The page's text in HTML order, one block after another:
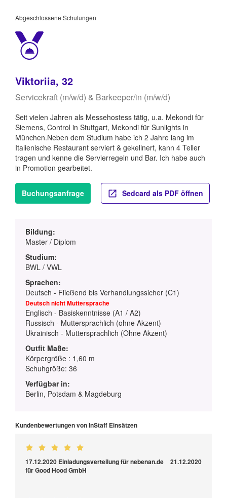
Abgeschlossene Schulungen
Viktoriia, 32
Servicekraft (m/w/d) & Barkeeper/in (m/w/d)
Seit vielen Jahren als Messehostess tätig, u.a. Mekondi für
Siemens, Control in Stuttgart, Mekondi für Sunlights in
München.Neben dem Studium habe ich 2 Jahre lang im
Italienische Restaurant serviert & gekellnert, kann 4 Teller
tragen und kenne die Servierregeln und Bar. Ich habe auch
in Promotion gearbeitet.
Buchungsanfrage Sedcard als PDF öffnen
Bildung:
Master / Diplom
Studium:
BWL / VWL
Sprachen:
Deutsch - Fließend bis Verhandlungssicher (C1)
Deutsch nicht Muttersprache
Englisch - Basiskenntnisse (A1 / A2)
Russisch - Muttersprachlich (ohne Akzent)
Ukrainisch - Muttersprachlich (Ohne Akzent)
Outfit Maße:
Körpergröße : 1,60 m
Schuhgröße: 36
Verfügbar in:
Berlin, Potsdam & Magdeburg
Kundenbewertungen von InStaff Einsätzen
17.12.2020 Einladungsverteilung für nebenan.de
für Good Hood GmbH
21.12.2020